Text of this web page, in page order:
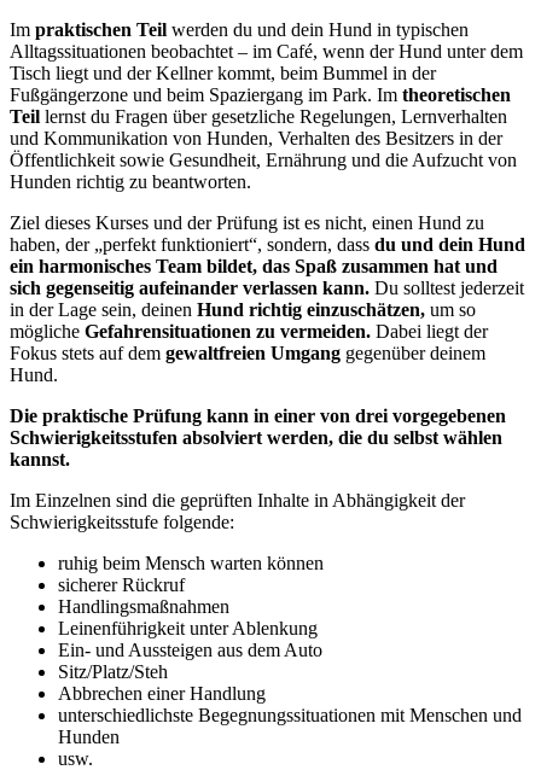
Im praktischen Teil werden du und dein Hund in typischen
Alltagssituationen beobachtet – im Café, wenn der Hund unter dem
Tisch liegt und der Kellner kommt, beim Bummel in der
Fußgängerzone und beim Spaziergang im Park. Im theoretischen
Teil lernst du Fragen über gesetzliche Regelungen, Lernverhalten
und Kommunikation von Hunden, Verhalten des Besitzers in der
Öffentlichkeit sowie Gesundheit, Ernährung und die Aufzucht von
Hunden richtig zu beantworten.
Ziel dieses Kurses und der Prüfung ist es nicht, einen Hund zu
haben, der „perfekt funktioniert“, sondern, dass du und dein Hund
ein harmonisches Team bildet, das Spaß zusammen hat und
sich gegenseitig aufeinander verlassen kann. Du solltest jederzeit
in der Lage sein, deinen Hund richtig einzuschätzen, um so
mögliche Gefahrensituationen zu vermeiden. Dabei liegt der
Fokus stets auf dem gewaltfreien Umgang gegenüber deinem
Hund.
Die praktische Prüfung kann in einer von drei vorgegebenen
Schwierigkeitsstufen absolviert werden, die du selbst wählen
kannst.
Im Einzelnen sind die geprüften Inhalte in Abhängigkeit der
Schwierigkeitsstufe folgende:
ruhig beim Mensch warten können
sicherer Rückruf
Handlingsmaßnahmen
Leinenführigkeit unter Ablenkung
Ein- und Aussteigen aus dem Auto
Sitz/Platz/Steh
Abbrechen einer Handlung
unterschiedlichste Begegnungssituationen mit Menschen und
Hunden
usw.